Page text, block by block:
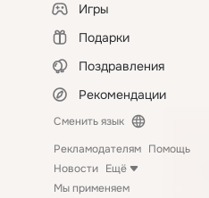
Игры
Подарки
Поздравления
Рекомендации
Сменить язык
Рекламодателям Помощь
Новости Ещё
Мы применяем